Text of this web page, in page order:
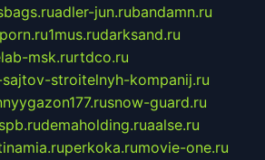
adler-jun.rubandamn.ru
1mus.rudarksand.ru
msk.rurtdco.ru
stroitelnyh-kompanij.ru
snow-guard.ru
demaholding.ruaalse.ru
perkoka.rumovie-one.ru